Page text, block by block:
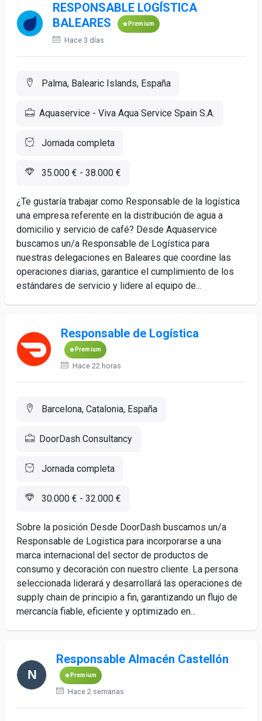
RESPONSABLE LOGÍSTICA
BALEARES
Premium
Hace 3 días
Palma, Balearic Islands, España
Aquaservice - Viva Aqua Service Spain S.A.
Jornada completa
35.000 € - 38.000 €
¿Te gustaría trabajar como Responsable de la logística
una empresa referente en la distribución de agua a
domicilio y servicio de café? Desde Aquaservice
buscamos un/a Responsable de Logística para
nuestras delegaciones en Baleares que coordine las
operaciones diarias, garantice el cumplimiento de los
estándares de servicio y lidere al equipo de...
Responsable de Logística
Premium
Hace 22 horas
Barcelona, Catalonia, España
DoorDash Consultancy
Jornada completa
30.000 € - 32.000 €
Sobre la posición Desde DoorDash buscamos un/a
Responsable de Logistica para incorporarse a una
marca internacional del sector de productos de
consumo y decoración con nuestro cliente. La persona
seleccionada liderará y desarrollará las operaciones de
supply chain de principio a fin, garantizando un flujo de
mercancía fiable, eficiente y optimizado en...
Responsable Almacén Castellón
Premium
Hace 2 semanas